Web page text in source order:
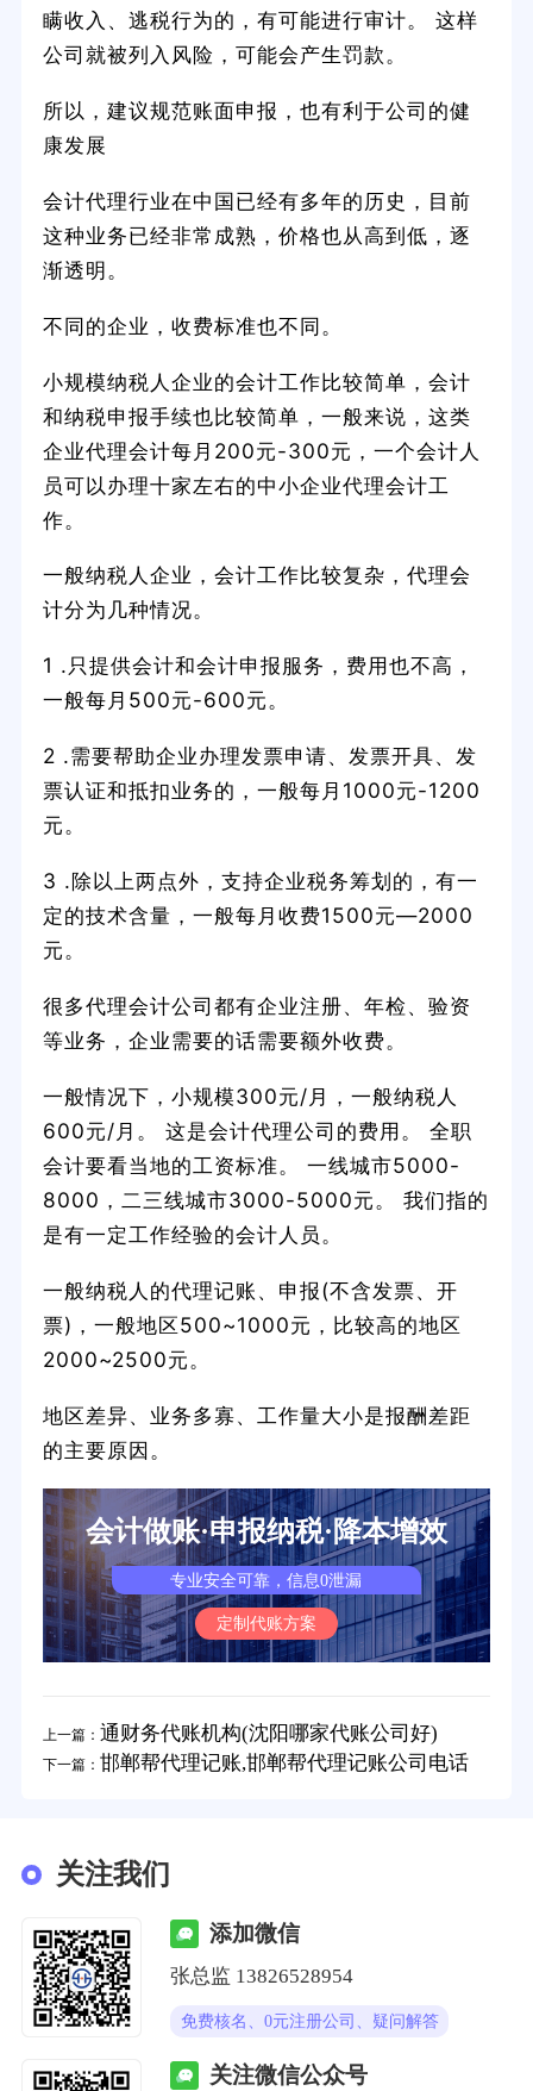
瞒收入、逃税行为的，有可能进行审计。 这样
公司就被列入风险，可能会产生罚款。
所以，建议规范账面申报，也有利于公司的健
康发展
会计代理行业在中国已经有多年的历史，目前
这种业务已经非常成熟，价格也从高到低，逐
渐透明。
不同的企业，收费标准也不同。
小规模纳税人企业的会计工作比较简单，会计
和纳税申报手续也比较简单，一般来说，这类
企业代理会计每月200元-300元，一个会计人
员可以办理十家左右的中小企业代理会计工
作。
一般纳税人企业，会计工作比较复杂，代理会
计分为几种情况。
1 .只提供会计和会计申报服务，费用也不高，
一般每月500元-600元。
2 .需要帮助企业办理发票申请、发票开具、发
票认证和抵扣业务的，一般每月1000元-1200
元。
3 .除以上两点外，支持企业税务筹划的，有一
定的技术含量，一般每月收费1500元—2000
元。
很多代理会计公司都有企业注册、年检、验资
等业务，企业需要的话需要额外收费。
一般情况下，小规模300元/月，一般纳税人
600元/月。 这是会计代理公司的费用。 全职
会计要看当地的工资标准。 一线城市5000-
8000，二三线城市3000-5000元。 我们指的
是有一定工作经验的会计人员。
一般纳税人的代理记账、申报(不含发票、开
票)，一般地区500~1000元，比较高的地区
2000~2500元。
地区差异、业务多寡、工作量大小是报酬差距
的主要原因。
会计做账·申报纳税·降本增效
专业安全可靠，信息0泄漏
定制代账方案
上一篇： 通财务代账机构(沈阳哪家代账公司好)
下一篇： 邯郸帮代理记账,邯郸帮代理记账公司电话
关注我们
添加微信
张总监 13826528954
免费核名、0元注册公司、疑问解答
关注微信公众号